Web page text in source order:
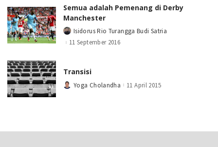
Semua adalah Pemenang di Derby
Manchester
Posted
by
Isidorus Rio Turangga Budi Satria
11 September 2016
Transisi
PostedYoga Cholandha 11 April 2015